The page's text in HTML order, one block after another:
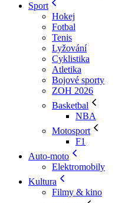
Sport
Hokej
Fotbal
Tenis
Lyžování
Cyklistika
Atletika
Bojové sporty
ZOH 2026
Basketbal
NBA
Motosport
F1
Auto-moto
Elektromobily
Kultura
Filmy & kino